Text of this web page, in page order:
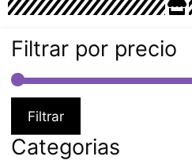
Filtrar por precio
Filtrar
Categorias